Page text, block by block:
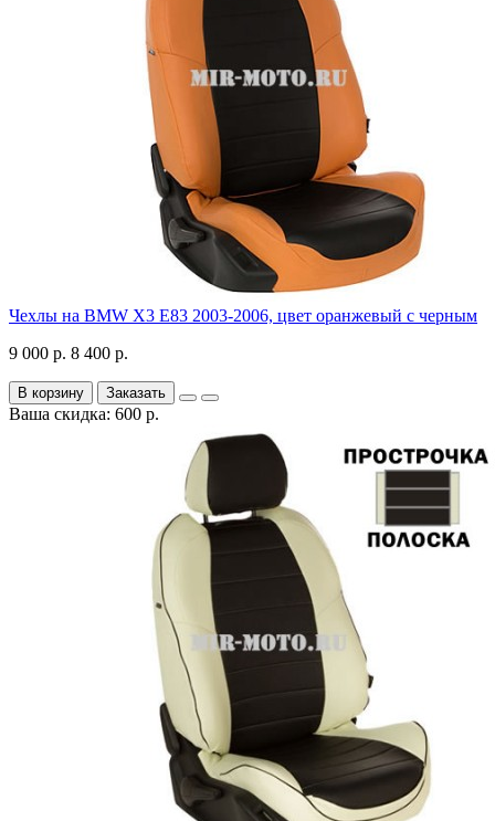
Чехлы на BMW X3 E83 2003-2006, цвет оранжевый с черным
9 000 р. 8 400 р.
В корзину Заказать
Ваша скидка: 600 р.